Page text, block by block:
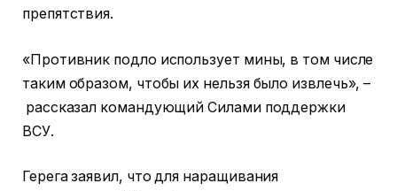
препятствия.
«Противник подло использует мины, в том числе
таким образом, чтобы их нельзя было извлечь», –
рассказал командующий Силами поддержки
ВСУ.
Герега заявил, что для наращивания